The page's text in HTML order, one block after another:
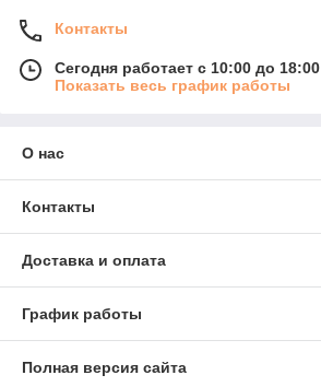
Контакты
Сегодня работает с 10:00 до 18:00
Показать весь график работы
О нас
Контакты
Доставка и оплата
График работы
Полная версия сайта